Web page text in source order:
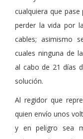
cualquiera que
perder la vida por
cables; asimismo
cuales ninguna de
al cabo de 21 días
solución.
Al regidor que
quien envío unos
y en peligro sea